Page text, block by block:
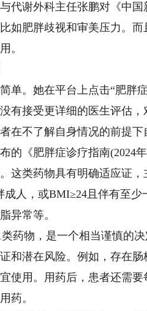
谢外科主任张鹏对《中国
如肥胖歧视和审美压力。
。
。她在平台上点击“肥胖
有接受更详细的医生评估
在不了解自身情况的前提下
《肥胖症诊疗指南(2024
这类药物具有明确适应证
人，或BMI≥24且伴有至
异常等。
物，是一个相当谨慎的决
和潜在风险。例如，存在
使用。用药后，患者还需
药。